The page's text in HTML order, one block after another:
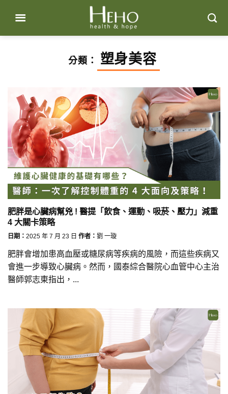
content
分類： 塑身美容
肥胖是心臟病幫兇 ! 醫提「飲食、運動、吸菸、壓力」減重
4 大關卡策略
日期： 2025 年 7 月 23 日 作者： 劉 一璇
肥胖會增加患高血壓或糖尿病等疾病的風險，而這些疾病又
會進一步導致心臟病。然而，國泰綜合醫院心血管中心主治
醫師郭志東指出，...